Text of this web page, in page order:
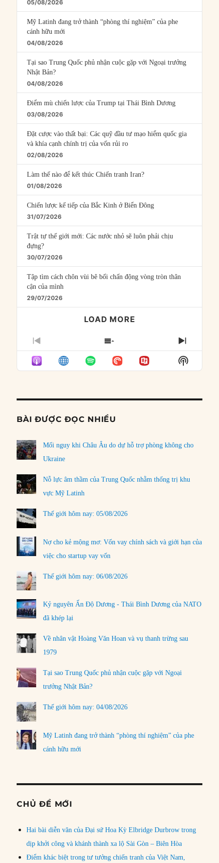
05/08/2026
Mỹ Latinh đang trở thành “phòng thí nghiệm” của phe
cánh hữu mới
04/08/2026
Tại sao Trung Quốc phủ nhận cuộc gặp với Ngoại trưởng
Nhật Bản?
04/08/2026
Điểm mù chiến lược của Trump tại Thái Bình Dương
03/08/2026
Đặt cược vào thất bại: Các quỹ đầu tư mạo hiểm quốc gia
và khía cạnh chính trị của vốn rủi ro
02/08/2026
Làm thế nào để kết thúc Chiến tranh Iran?
01/08/2026
Chiến lược kế tiếp của Bắc Kinh ở Biển Đông
31/07/2026
Trật tự thế giới mới: Các nước nhỏ sẽ luôn phải chịu
đựng?
30/07/2026
Tập tìm cách chôn vùi bê bối chấn động vòng tròn thân
cận của mình
29/07/2026
LOAD MORE
PREVIOUS
EPISODE
SHOW
EPISODES
LIST
NEXT
Show
Podcast
BÀI ĐƯỢC ĐỌC NHIỀU
Mối nguy khi Châu Âu do dự hỗ trợ phòng không cho
Ukraine
Nỗ lực âm thầm của Trung Quốc nhằm thống trị khu
vực Mỹ Latinh
Thế giới hôm nay: 05/08/2026
Nợ cho kẻ mộng mơ: Vốn vay chính sách và giới hạn của
việc cho startup vay vốn
Thế giới hôm nay: 06/08/2026
Kỷ nguyên Ấn Độ Dương - Thái Bình Dương của NATO
đã khép lại
Về nhân vật Hoàng Văn Hoan và vụ thanh trừng sau
1979
Tại sao Trung Quốc phủ nhận cuộc gặp với Ngoại
trưởng Nhật Bản?
Thế giới hôm nay: 04/08/2026
Mỹ Latinh đang trở thành “phòng thí nghiệm” của phe
cánh hữu mới
CHỦ ĐỀ MỚI
Hai bài diễn văn của Đại sứ Hoa Kỳ Elbridge Durbrow trong
dịp khởi công và khánh thành xa lộ Sài Gòn – Biên Hòa
Điểm khác biệt trong tư tưởng chiến tranh của Việt Nam,